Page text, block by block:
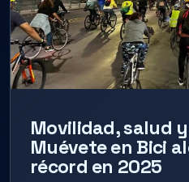
Movilidad, salud
Muévete en Bici
récord en 2025